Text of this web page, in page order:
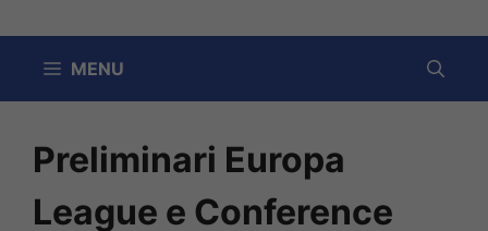
MENU
Preliminari Europa
League e Conference